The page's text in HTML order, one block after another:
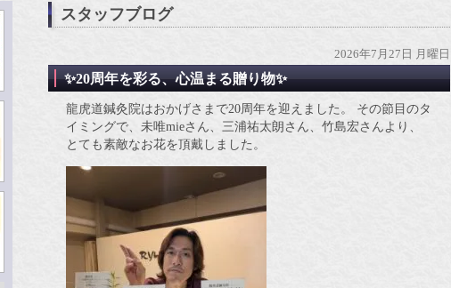
スタッフブログ
2026年7月27日 月曜日
✨20周年を彩る、心温まる贈り物✨
龍虎道鍼灸院はおかげさまで20周年を迎えました。 その節目のタ
イミングで、未唯mieさん、三浦祐太朗さん、竹島宏さんより、
とても素敵なお花を頂戴しました。